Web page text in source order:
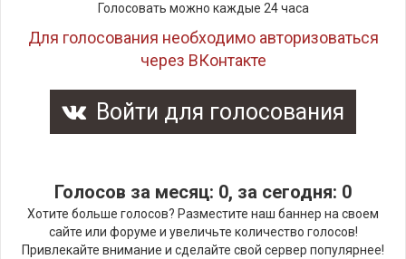
Голосовать можно каждые 24 часа
Для голосования необходимо авторизоваться
через ВКонтакте
Войти для голосования
Голосов за месяц: 0, за сегодня: 0
Хотите больше голосов? Разместите наш баннер на своем
сайте или форуме и увеличьте количество голосов!
Привлекайте внимание и сделайте свой сервер популярнее!